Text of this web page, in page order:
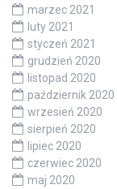
marzec 2021
luty 2021
styczeń 2021
grudzień 2020
listopad 2020
październik 2020
wrzesień 2020
sierpień 2020
lipiec 2020
czerwiec 2020
maj 2020